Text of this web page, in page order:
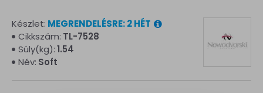
Készlet: MEGRENDELÉSRE: 2 HÉT
Cikkszám: TL-7528
Súly(kg):1.54
Név: Soft